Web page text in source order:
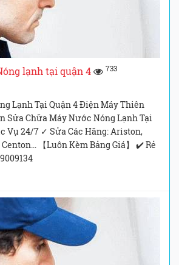
lạnh tại quận 4 733
Lạnh Tại Quận 4 Điện Máy Thiên
Sửa Chữa Máy Nước Nóng Lạnh Tại
Vụ 24/7 ✓ Sửa Các Hãng: Ariston,
【Luôn Kèm Bảng Giá】 ✔️ Rẻ